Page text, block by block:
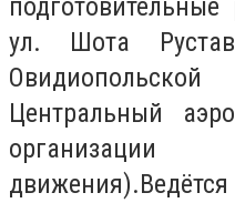
ул. Шота
Центральный